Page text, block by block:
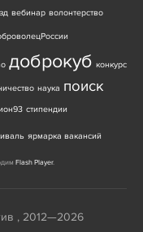
вебинар волонтерство
доброкуб конкурс
наука поиск
стипендии
ярмарка вакансий
Flash Player.
, 2012—2026